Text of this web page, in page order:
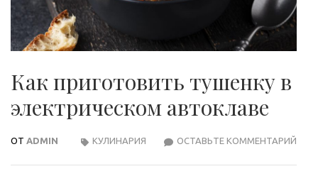
Как приготовить тушенку в
электрическом автоклаве
ОТ ADMIN ОСТАВЬТЕ КОММЕНТАРИЙ
КУЛИНАРИЯ